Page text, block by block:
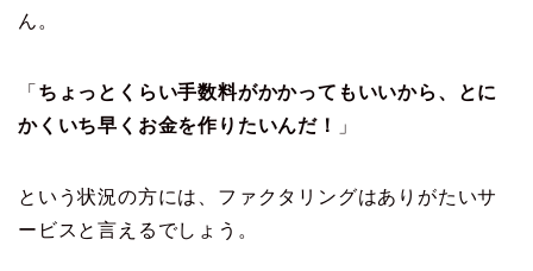
ん。
「 ちょっとくらい手数料がかかってもいいから、とに
かくいち早くお金を作りたいんだ！
」
という状況の方には、ファクタリングはありがたいサ
ービスと言えるでしょう。